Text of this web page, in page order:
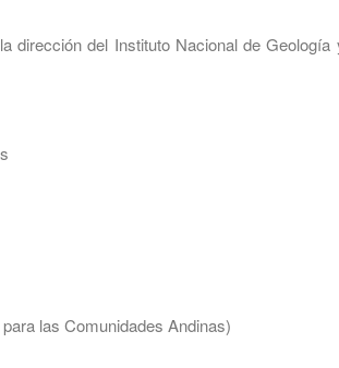
dirección del Instituto Nacional de Geología
las Comunidades Andinas)